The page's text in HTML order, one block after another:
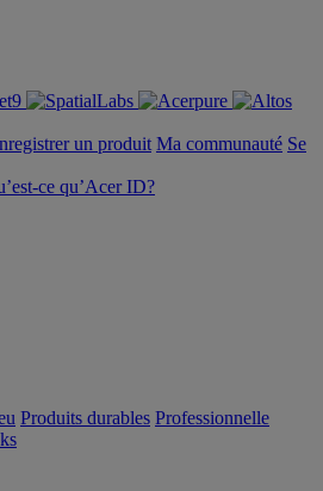
un produit Ma communauté Se
ce qu’Acer ID?
Produits durables Professionnelle